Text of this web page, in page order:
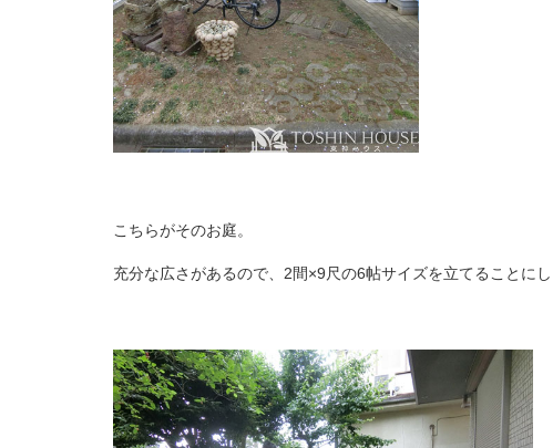
こちらがそのお庭。
充分な広さがあるので、2間×9尺の6帖サイズを立てることにし